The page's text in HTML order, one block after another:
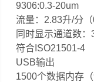
9306:0.3-20um
流量：2.83升/分（
同时显示通道数：
符合ISO21501-4
USB输出
1500个数据内存